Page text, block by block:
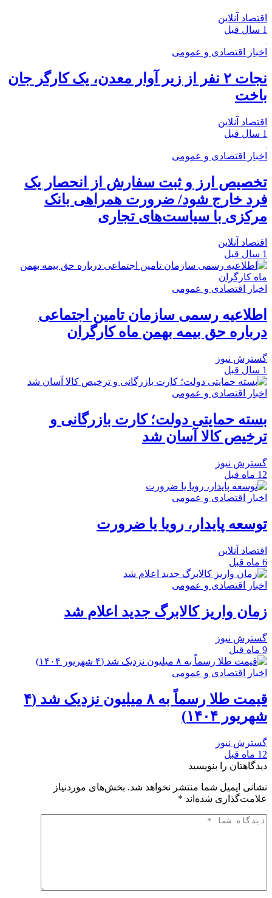
اقتصاد آنلاین
1 سال قبل
اخبار اقتصادی و عمومی
نجات ۲ نفر از زیر آوار معدن، یک کارگر جان
باخت
اقتصاد آنلاین
1 سال قبل
اخبار اقتصادی و عمومی
تخصیص ارز و ثبت سفارش از انحصار یک
فرد خارج شود/ ضرورت همراهی بانک
مرکزی با سیاست‌های تجاری
اقتصاد آنلاین
1 سال قبل
اخبار اقتصادی و عمومی
اطلاعیه رسمی سازمان تامین اجتماعی
درباره حق بیمه بهمن ماه کارگران
گسترش نیوز
1 سال قبل
اخبار اقتصادی و عمومی
بسته حمایتی دولت؛ کارت بازرگانی و
ترخیص کالا آسان شد
گسترش نیوز
12 ماه قبل
اخبار اقتصادی و عمومی
توسعه پایدار، رویا یا ضرورت
اقتصاد آنلاین
6 ماه قبل
اخبار اقتصادی و عمومی
زمان واریز کالابرگ جدید اعلام شد
گسترش نیوز
9 ماه قبل
اخبار اقتصادی و عمومی
قیمت طلا رسماً به ۸ میلیون نزدیک شد (۴
شهریور ۱۴۰۴)
گسترش نیوز
12 ماه قبل
دیدگاهتان را بنویسید
نشانی ایمیل شما منتشر نخواهد شد. بخش‌های موردنیاز
علامت‌گذاری شده‌اند *